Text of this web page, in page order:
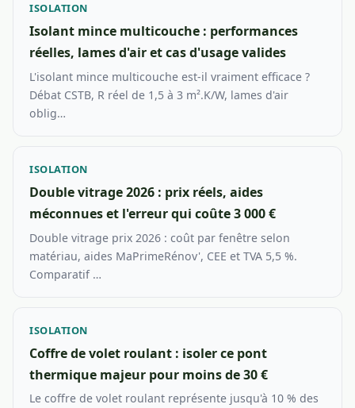
ISOLATION
Isolant mince multicouche : performances
réelles, lames d'air et cas d'usage valides
L'isolant mince multicouche est-il vraiment efficace ?
Débat CSTB, R réel de 1,5 à 3 m².K/W, lames d'air
oblig…
ISOLATION
Double vitrage 2026 : prix réels, aides
méconnues et l'erreur qui coûte 3 000 €
Double vitrage prix 2026 : coût par fenêtre selon
matériau, aides MaPrimeRénov', CEE et TVA 5,5 %.
Comparatif …
ISOLATION
Coffre de volet roulant : isoler ce pont
thermique majeur pour moins de 30 €
Le coffre de volet roulant représente jusqu'à 10 % des